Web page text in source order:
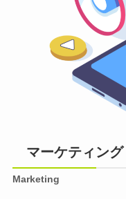
マーケティング
Marketing